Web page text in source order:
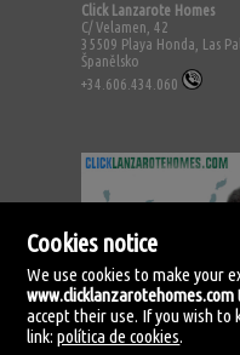
Click Lanzarote Homes
C/ Velamen, 42
35509 Playa Honda, Las
Španělsko
+34.606.434.060
Cookies notice
We use cookies to make your
www.clicklanzarotehomes.com
accept their use. If you wish to
link:política de cookies.